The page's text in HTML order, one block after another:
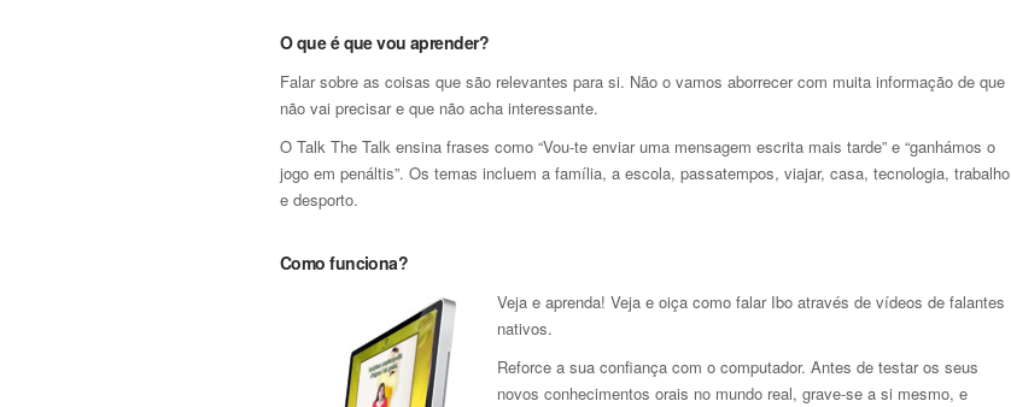
O que é que vou aprender?
Falar sobre as coisas que são relevantes para si. Não o vamos aborrecer com muita informação de que
não vai precisar e que não acha interessante.
O Talk The Talk ensina frases como “Vou-te enviar uma mensagem escrita mais tarde” e “ganhámos o
jogo em penáltis”. Os temas incluem a família, a escola, passatempos, viajar, casa, tecnologia, trabalho
e desporto.
Como funciona?
Veja e aprenda! Veja e oiça como falar Ibo através de vídeos de falantes
nativos.
Reforce a sua confiança com o computador. Antes de testar os seus
novos conhecimentos orais no mundo real, grave-se a si mesmo, e